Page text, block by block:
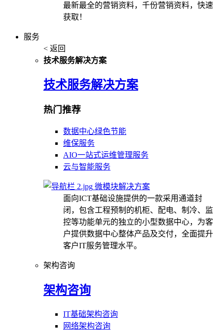
最新最全的营销资料，千份营销资料，快速
获取！
服务
< 返回
技术服务解决方案
技术服务解决方案
热门推荐
数据中心绿色节能
维保服务
AIO一站式运维管理服务
云与智能服务
微模块解决方案
面向ICT基础设施提供的一款采用通道封
闭，包含工程预制的机柜、配电、制冷、监
控等功能单元的独立的小型数据中心，为客
户提供数据中心整体产品及交付，全面提升
客户IT服务管理水平。
架构咨询
架构咨询
IT基础架构咨询
网络架构咨询